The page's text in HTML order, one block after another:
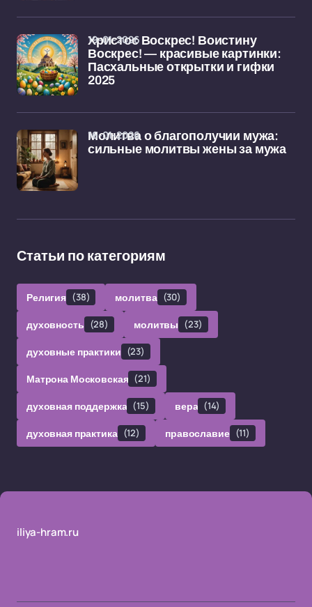
Христос Воскрес! Воистину
Воскрес! — красивые картинки:
Пасхальные открытки и гифки
2025
19-01-2026
Молитва о благополучии мужа:
сильные молитвы жены за мужа
16-01-2026
Статьи по категориям
Религия (38) молитва (30)
духовность (28) молитвы (23)
духовные практики (23)
Матрона Московская (21)
духовная поддержка (15) вера (14)
духовная практика (12) православие (11)
iliya-hram.ru